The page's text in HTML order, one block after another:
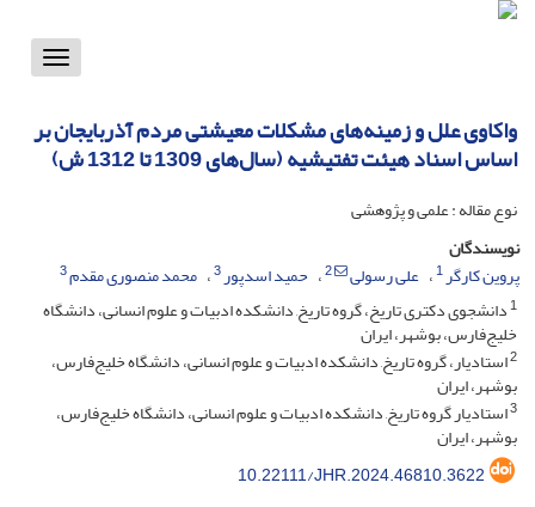
Toggle
واکاوی علل و زمینه‌های مشکلات معیشتی مردم آذربایجان بر
اساس اسناد هیئت تفتیشیه (سال‌های 1309 تا 1312 ش)
نوع مقاله : علمی و پژوهشی
نویسندگان
پروین کارگر1 علی رسولی 2 حمید اسدپور3 محمد منصوری مقدم3
1دانشجوی دکتری تاریخ، گروه تاریخ, دانشکده ادبیات و علوم انسانی، دانشگاه
خلیج‌فارس، بوشهر، ایران
2استادیار، گروه تاریخ, دانشکده ادبیات و علوم انسانی، دانشگاه خلیج‌فارس،
بوشهر، ایران
3استادیار گروه تاریخ, دانشکده ادبیات و علوم انسانی، دانشگاه خلیج‌فارس،
بوشهر، ایران
10.22111/JHR.2024.46810.3622